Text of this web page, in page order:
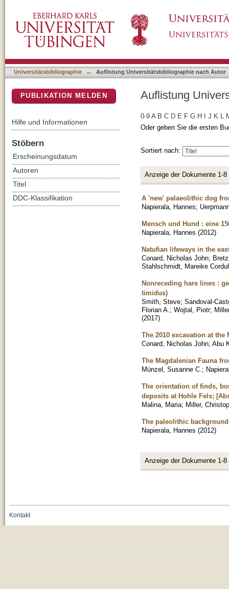
Universitätsbibliographie → Auflistung Universitätsbibliographie nach Autor
Auflistung
0-9 A B C D E F G H J K L
Oder geben Sie die ersten
Sortiert nach:
Anzeige der Dokumente 1-8
A 'new' palaeolithic dog
Napierala, Hannes;
Mensch und Hund : eine
Napierala, Hannes (2012)
Natufian lifeways in the
Conard, Nicholas John;
Stahlschmidt, Mareike
Nonreceding hare lines :
timidus)
Smith, Steve; Sandoval-
Florian A. ; Wojtal, Piotr;
(2017)
The 2010 excavation at
Conard, Nicholas John; Abu
The Magdalenian Fauna
Münzel, Susanne C. ;
The orientation of finds,
deposits at Hohle Fels;
Malina, Maria; Miller,
The paleolithic
Napierala, Hannes (2012)
Anzeige der Dokumente 1-8
PUBLIKATION MELDEN
Hilfe und Informationen
Stöbern
Erscheinungsdatum
Autoren
Titel
DDC-Klassifikation
Kontakt